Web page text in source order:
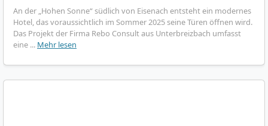
An der „Hohen Sonne“ südlich von Eisenach entsteht ein modernes
Hotel, das voraussichtlich im Sommer 2025 seine Türen öffnen wird.
Das Projekt der Firma Rebo Consult aus Unterbreizbach umfasst
eine ... Mehr lesen